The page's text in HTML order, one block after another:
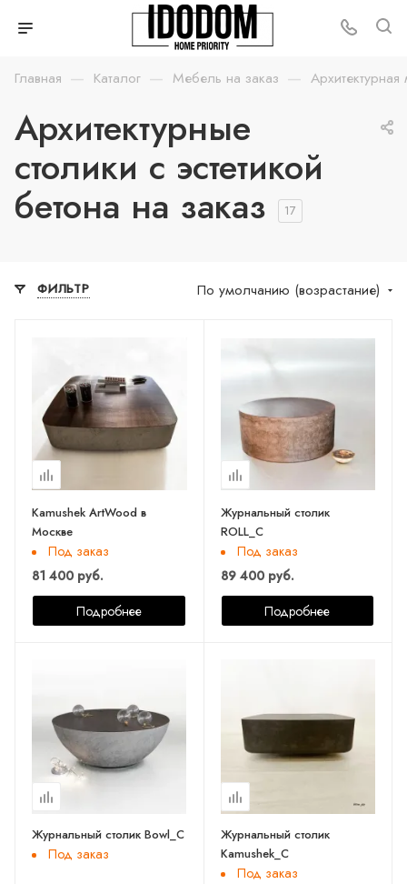
Главная — Каталог — Мебель на заказ —
Архитектурные
столики с эстетикой
бетона на заказ 17
ФИЛЬТР По умолчанию (возрастание)
Kamushek ArtWood в
Москве
Под заказ
81 400 руб.
Подробнее
Журнальный столик
ROLL_C
Под заказ
89 400 руб.
Подробнее
Журнальный столик Bowl_C
Под заказ
Журнальный столик
Kamushek_C
Под заказ